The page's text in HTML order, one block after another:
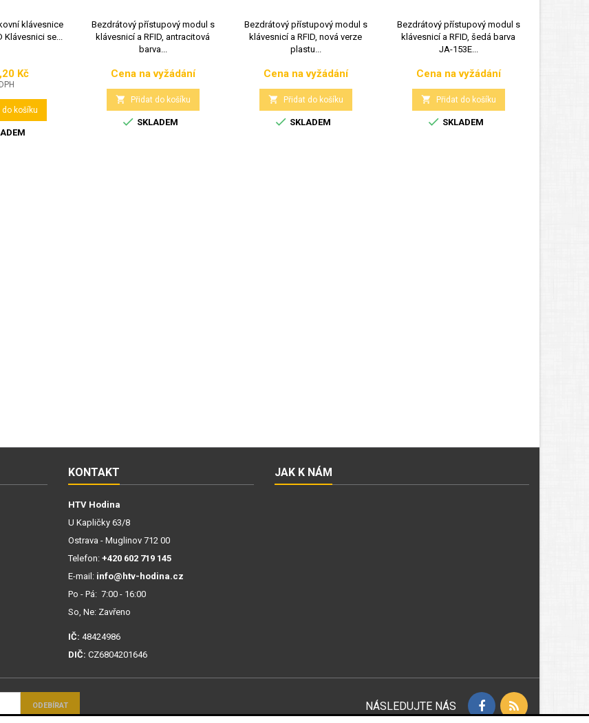
klávesnice
Klávesnici se...
CenaKč
do košíku
Bezdrátový přístupový modul s
klávesnicí a RFID, antracitová
barva...
Cena
Cena na vyžádání
 Přidat do košíku
 SKLADEM
Bezdrátový přístupový modul s
klávesnicí a RFID, nová verze
plastu...
Cena
Cena na vyžádání
 Přidat do košíku
 SKLADEM
Bezdrátový přístupový modul s
klávesnicí a RFID, šedá barva
JA-153E...
Cena
Cena na vyžádání
 Přidat do košíku
 SKLADEM
KONTAKT
HTV Hodina
U Kapličky 63/8
Ostrava - Muglinov 712 00
Telefon: +420 602 719 145
E-mail: info@htv-hodina.cz
Po - Pá: 7:00 - 16:00
So, Ne: Zavřeno
IČ: 48424986
DIČ: CZ6804201646
JAK K NÁM
NÁSLEDUJTE NÁS